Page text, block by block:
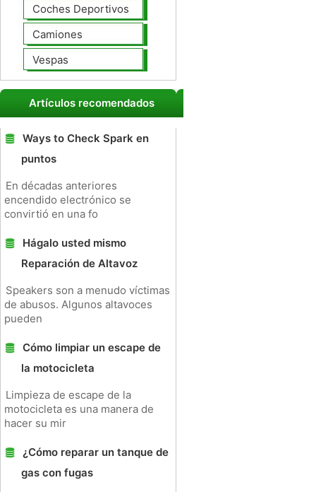
Coches Deportivos
Camiones
Vespas
Artículos recomendados
Ways to Check Spark en
puntos
En décadas anteriores
encendido electrónico se
convirtió en una fo
Hágalo usted mismo
Reparación de Altavoz
Speakers son a menudo víctimas
de abusos. Algunos altavoces
pueden
Cómo limpiar un escape de
la motocicleta
Limpieza de escape de la
motocicleta es una manera de
hacer su mir
¿Cómo reparar un tanque de
gas con fugas